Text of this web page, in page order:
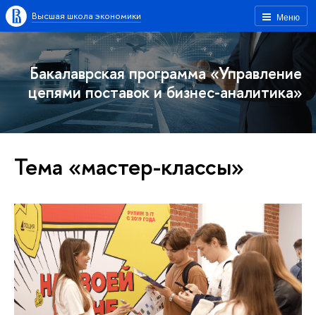
Меню
Высшая школа экономики
Бакалаврская программа «Управление
цепями поставок и бизнес-аналитика»
Тема «мастер-классы»